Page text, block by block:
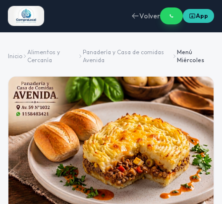
Volver App
Inicio
Alimentos y
Cercanía
Panadería y Casa de comidas
Avenida
Menú
Miércoles